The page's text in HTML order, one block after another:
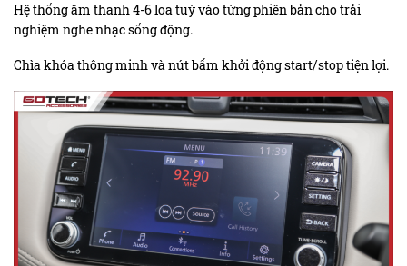
Hệ thống âm thanh 4-6 loa tuỳ vào từng phiên bản cho trải
nghiệm nghe nhạc sống động.
Chìa khóa thông minh và nút bấm khởi động start/stop tiện lợi.